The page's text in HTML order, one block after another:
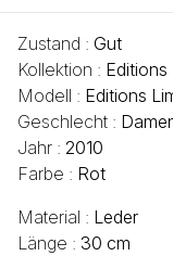
Zustand : Gut
Kollektion : Editions
Modell : Editions
Geschlecht :
Jahr : 2010
Farbe : Rot
Material : Leder
Länge : 30 cm